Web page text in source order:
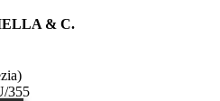
& C.
355